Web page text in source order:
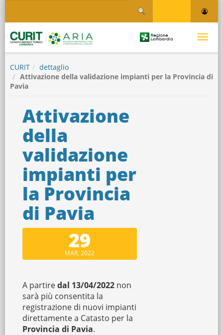
principale
Toggle
Logo
Logo
Regione
CURIT
dettaglio
Attivazione della validazione impianti per la Provincia di
Pavia
Attivazione
della
validazione
impianti per
la Provincia
di Pavia
29
MAR, 2022
A partiredal 13/04/2022 non
sarà più consentita la
registrazione di nuovi impianti
direttamente a Catasto per la
Provincia di Pavia.